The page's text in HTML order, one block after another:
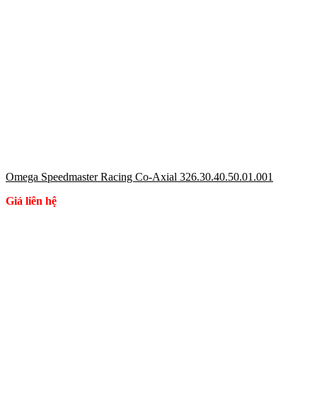
Omega Speedmaster Racing Co-Axial 326.30.40.50.01.001
Giá liên hệ